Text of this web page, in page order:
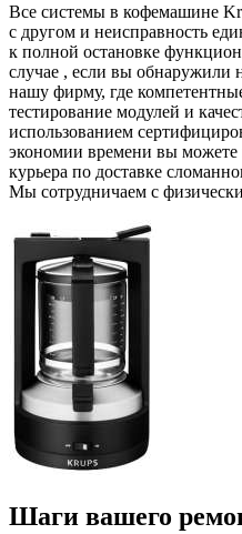
Все системы в кофемашине
с другом и неисправность
к полной остановке
случае , если вы обнаружили
нашу фирму, где
тестирование модулей и
использованием
экономии времени вы можете
курьера по доставке
Мы сотрудничаем с
Шаги вашего